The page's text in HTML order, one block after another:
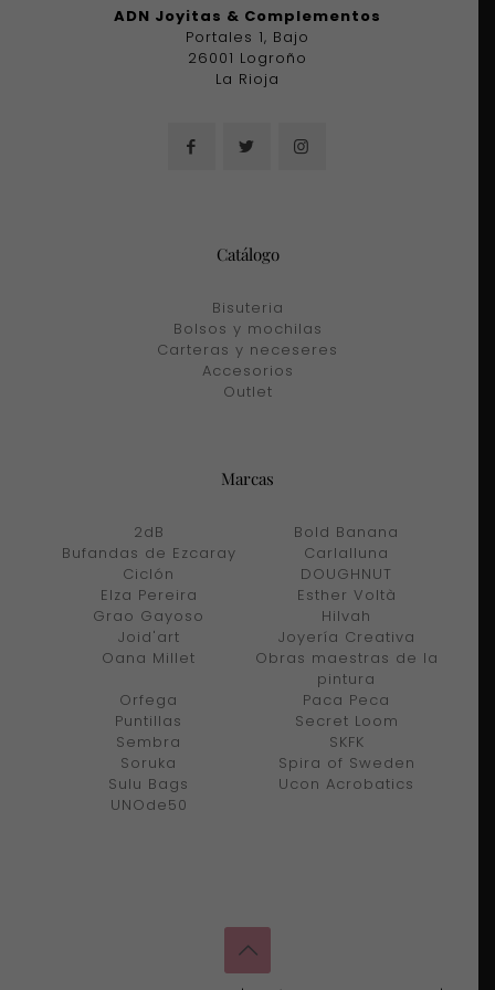
ADN Joyitas & Complementos
Portales 1, Bajo
26001 Logroño
La Rioja
Catálogo
Bisuteria
Bolsos y mochilas
Carteras y neceseres
Accesorios
Outlet
Marcas
2dB
Bold Banana
Bufandas de Ezcaray
Carlalluna
Ciclón
DOUGHNUT
Elza Pereira
Esther Voltà
Grao Gayoso
Hilvah
Joid'art
Joyería Creativa
Oana Millet
Obras maestras de la
pintura
Orfega
Paca Peca
Puntillas
Secret Loom
Sembra
SKFK
Soruka
Spira of Sweden
Sulu Bags
Ucon Acrobatics
UNOde50